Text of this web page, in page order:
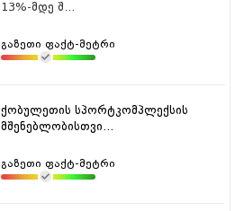
13%-მდე შ...
გაზეთი ფაქტ-მეტრი
ქობულეთის სპორტკომპლექსის
მშენებლობისთვი...
გაზეთი ფაქტ-მეტრი